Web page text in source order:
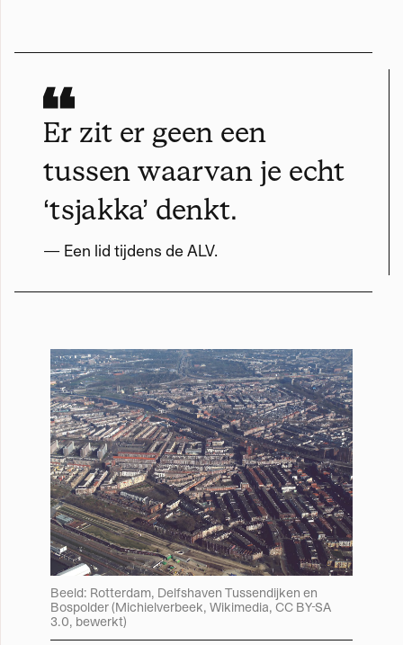
Er zit er geen een
tussen waarvan je echt
‘tsjakka’ denkt.
— Een lid tijdens de ALV.
Beeld: Rotterdam, Delfshaven Tussendijken en
Bospolder (Michielverbeek, Wikimedia, CC BY-SA
3.0, bewerkt)